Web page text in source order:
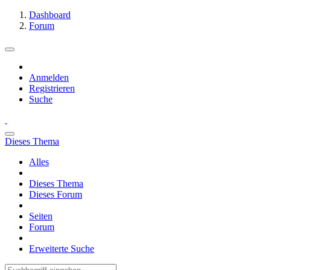
Dashboard
Forum
Anmelden
Registrieren
Suche
Dieses Thema
Alles
Dieses Thema
Dieses Forum
Seiten
Forum
Erweiterte Suche